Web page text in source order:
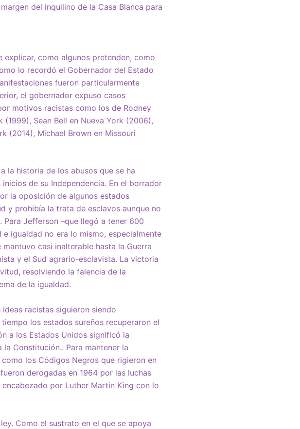
del inquilino de la Casa Blanca para
como algunos pretenden, como
lo recordó el Gobernador del Estado
fueron particularmente
el gobernador expuso casos
motivos racistas como los de Rodney
(1999), Sean Bell en Nueva York (2006),
(2014), Michael Brown en Missouri
la historia de los abusos que se ha
de su Independencia. En el borrador
la oposición de algunos estados
y prohibía la trata de esclavos aunque no
Para Jefferson –que llegó a tener 600
igualdad no era lo mismo, especialmente
casi inalterable hasta la Guerra
y el Sud agrario-esclavista. La victoria
resolviendo la falencia de la
de la igualdad.
racistas siguieron siendo
los estados sureños recuperaron el
a los Estados Unidos significó la
Constitución.. Para mantener la
los Códigos Negros que rigieron en
derogadas en 1964 por las luchas
por Luther Martin King con lo
Como el sustrato en el que se apoya